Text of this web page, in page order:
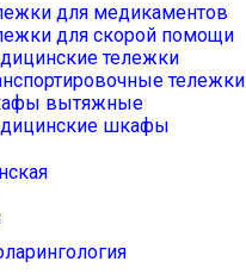
для медикаментов
для скорой помощи
тележки
тележки
вытяжные
шкафы